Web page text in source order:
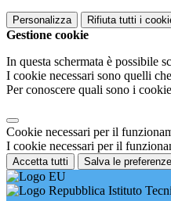
Personalizza Rifiuta tutti i
Gestione cookie
In questa schermata è possibile
I cookie necessari sono quelli
Per conoscere quali sono i
Cookie necessari per il
I cookie necessari per il
Accetta tutti Salva le preferenze
Istituto